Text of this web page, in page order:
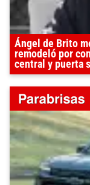
Ángel de Brito
remodeló por
central y puerta